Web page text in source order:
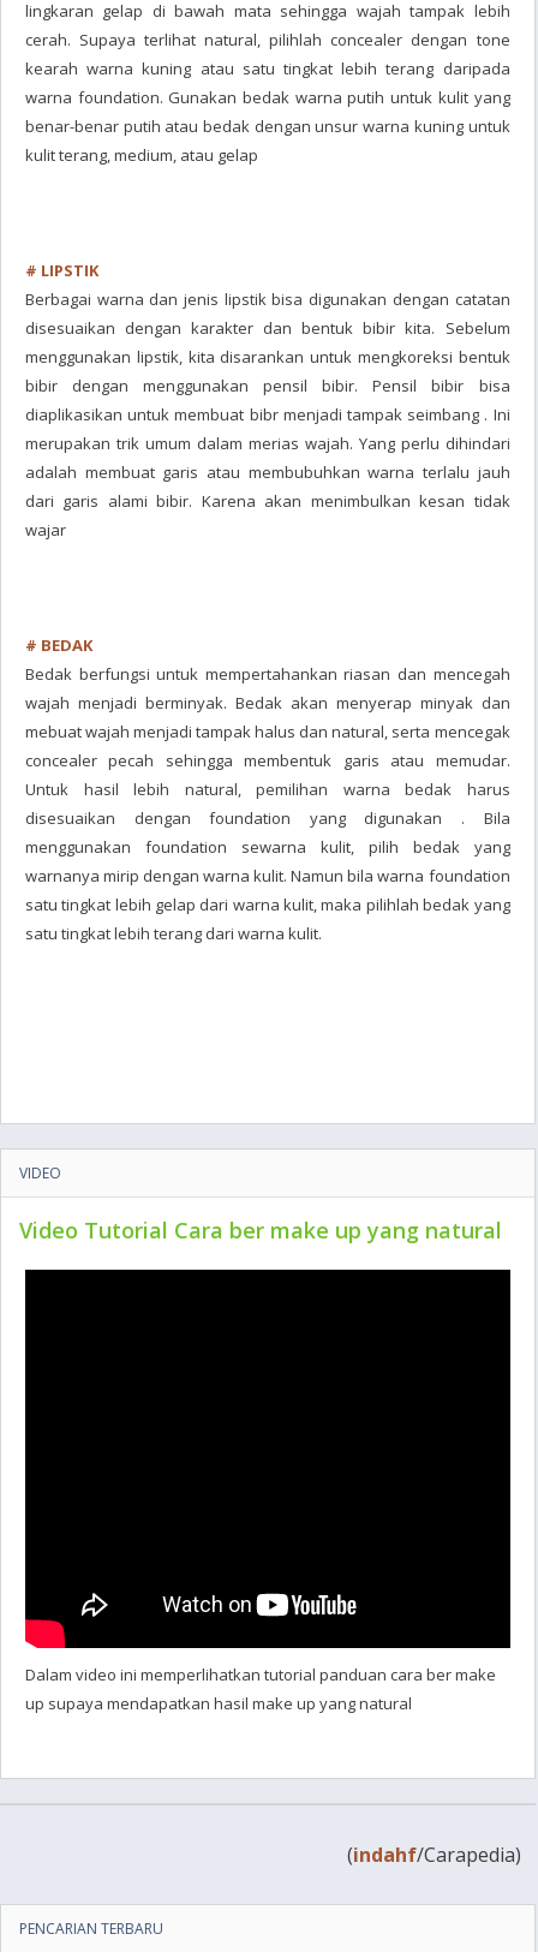
lingkaran gelap di bawah mata sehingga wajah tampak lebih
cerah. Supaya terlihat natural, pilihlah concealer dengan tone
kearah warna kuning atau satu tingkat lebih terang daripada
warna foundation. Gunakan bedak warna putih untuk kulit yang
benar-benar putih atau bedak dengan unsur warna kuning untuk
kulit terang, medium, atau gelap
# LIPSTIK
Berbagai warna dan jenis lipstik bisa digunakan dengan catatan
disesuaikan dengan karakter dan bentuk bibir kita. Sebelum
menggunakan lipstik, kita disarankan untuk mengkoreksi bentuk
bibir dengan menggunakan pensil bibir. Pensil bibir bisa
diaplikasikan untuk membuat bibr menjadi tampak seimbang . Ini
merupakan trik umum dalam merias wajah. Yang perlu dihindari
adalah membuat garis atau membubuhkan warna terlalu jauh
dari garis alami bibir. Karena akan menimbulkan kesan tidak
wajar
# BEDAK
Bedak berfungsi untuk mempertahankan riasan dan mencegah
wajah menjadi berminyak. Bedak akan menyerap minyak dan
mebuat wajah menjadi tampak halus dan natural, serta mencegak
concealer pecah sehingga membentuk garis atau memudar.
Untuk hasil lebih natural, pemilihan warna bedak harus
disesuaikan dengan foundation yang digunakan . Bila
menggunakan foundation sewarna kulit, pilih bedak yang
warnanya mirip dengan warna kulit. Namun bila warna foundation
satu tingkat lebih gelap dari warna kulit, maka pilihlah bedak yang
satu tingkat lebih terang dari warna kulit.
VIDEO
Video Tutorial Cara ber make up yang natural
Dalam video ini memperlihatkan tutorial panduan cara ber make
up supaya mendapatkan hasil make up yang natural
(indahf/Carapedia)
PENCARIAN TERBARU